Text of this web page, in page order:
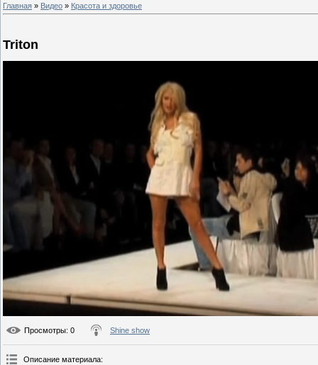
Главная » Видео » Красота и здоровье
Triton
Просмотры: 0 Shine show
Описание материала: